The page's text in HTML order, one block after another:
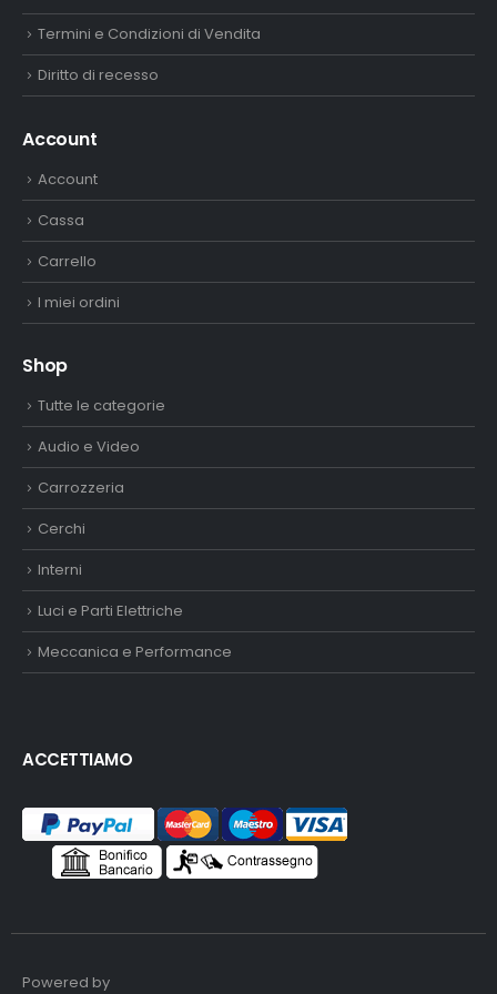
Termini e Condizioni di Vendita
Diritto di recesso
Account
Account
Cassa
Carrello
I miei ordini
Shop
Tutte le categorie
Audio e Video
Carrozzeria
Cerchi
Interni
Luci e Parti Elettriche
Meccanica e Performance
ACCETTIAMO
Powered by